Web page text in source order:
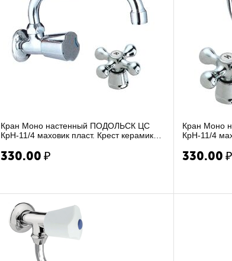
Кран Моно настенный ПОДОЛЬСК ЦС
КрН-11/4 маховик пласт. Крест керамика
330.00 ₽
Кран Моно
КрН-11/4
330.00 ₽